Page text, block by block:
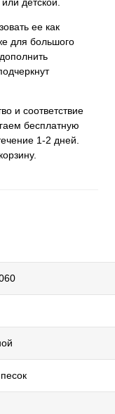
ее как
для большого
и соответствие
бесплатную
1-2 дней.